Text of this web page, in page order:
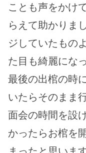
ことも声をかけ
らえて助かりま
ジしていたもの
た目も綺麗にな
最後の出棺の時
いたらそのまま
面会の時間を設
かったらお棺を